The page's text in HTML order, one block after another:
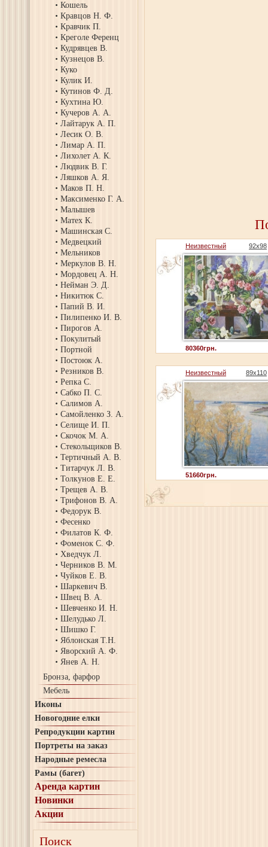
Кошель
Кравцов Н. Ф.
Кравчик П.
Креголе Ференц
Кудрявцев В.
Кузнецов В.
Куко
Кулик И.
Кутинов Ф. Д.
Кухтина Ю.
Кучеров А. А.
Лайтарук А. П.
Лесик О. В.
Лимар А. П.
Лихолет А. К.
Людвик В. Г.
Ляшков А. Я.
Маков П. Н.
Максименко Г. А.
Малышев
Матех К.
Машинская С.
Медвецкий
Мельников
Меркулов В. Н.
Мордовец А. Н.
Нейман Э. Д.
Никитюк С.
Папий В. И.
Пилипенко И. В.
Пирогов А.
Покулитый
Портной
Постоюк А.
Резников В.
Репка С.
Сабко П. С.
Салимов А.
Самойленко З. А.
Селище И. П.
Скочок М. А.
Стекольщиков В.
Тертичный А. В.
Титарчук Л. В.
Толкунов Е. Е.
Трещев А. В.
Трифонов В. А.
Федорук В.
Фесенко
Филатов К. Ф.
Фоменок С. Ф.
Хведчук Л.
Черников В. М.
Чуйков Е. В.
Шаркевич В.
Швец В. А.
Шевченко И. Н.
Шелудько Л.
Шишко Г.
Яблонская Т.Н.
Яворский А. Ф.
Янев А. Н.
Бронза, фарфор
Мебель
Иконы
Новогодние елки
Репродукции картин
Портреты на заказ
Народные ремесла
Рамы (багет)
Аренда картин
Новинки
Акции
Поиск
Неизвестный 92х98
80360грн.
Неизвестный 89х110
51660грн.